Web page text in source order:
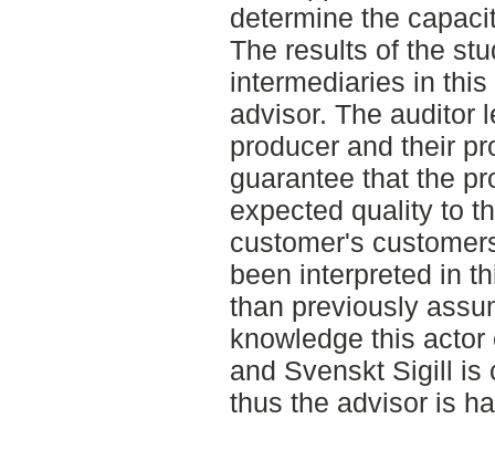
determine the
The results of the
intermediaries in
advisor. The auditor
producer and their
guarantee that the
expected quality to
customer's
been interpreted in
than previously
knowledge this
and Svenskt Sigill is
thus the advisor is